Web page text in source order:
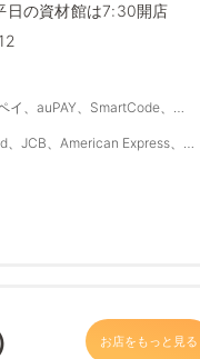
の資材館は7:30開店
、auPAY、SmartCode、
JCB、American Express、
お店をもっと見る